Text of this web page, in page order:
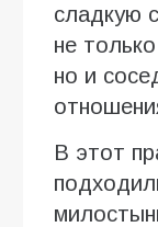
сладкую
не
но и
В этот